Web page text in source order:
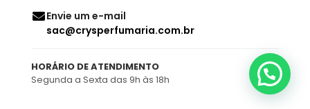
Envie um e-mail
sac@crysperfumaria.com.br
HORÁRIO DE ATENDIMENTO
Segunda a Sexta das 9h às 18h